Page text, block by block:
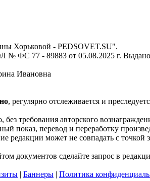
Хорьковой - PEDSOVET.SU".
ФС 77 - 89883 от 05.08.2025 г.
Ивановна
, регулярно отслеживается и
без требования авторского
показ, перевод и переработку
редакции может не совпадать с точкой
документов сделайте запрос в
| Баннеры | Политика